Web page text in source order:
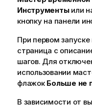
Инструментыили
кнопку на панели
При первом
страница с
шагов. Для
использовании
флажок Больше не
В зависимости от